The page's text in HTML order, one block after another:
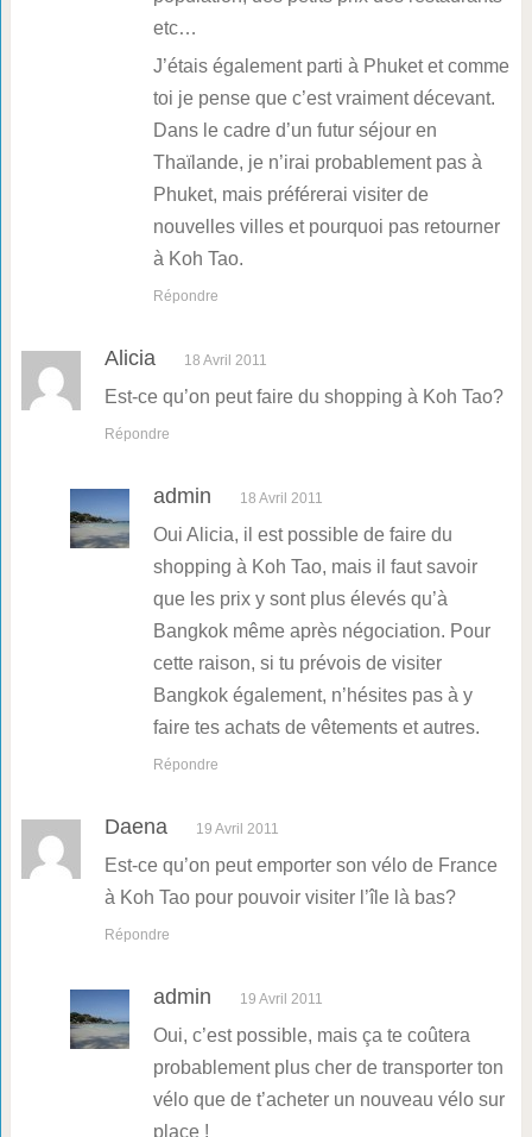
etc…
J’étais également parti à Phuket et comme
toi je pense que c’est vraiment décevant.
Dans le cadre d’un futur séjour en
Thaïlande, je n’irai probablement pas à
Phuket, mais préférerai visiter de
nouvelles villes et pourquoi pas retourner
à Koh Tao.
Répondre
Alicia 18 Avril 2011
Est-ce qu’on peut faire du shopping à Koh Tao?
Répondre
admin 18 Avril 2011
Oui Alicia, il est possible de faire du
shopping à Koh Tao, mais il faut savoir
que les prix y sont plus élevés qu’à
Bangkok même après négociation. Pour
cette raison, si tu prévois de visiter
Bangkok également, n’hésites pas à y
faire tes achats de vêtements et autres.
Répondre
Daena 19 Avril 2011
Est-ce qu’on peut emporter son vélo de France
à Koh Tao pour pouvoir visiter l’île là bas?
Répondre
admin 19 Avril 2011
Oui, c’est possible, mais ça te coûtera
probablement plus cher de transporter ton
vélo que de t’acheter un nouveau vélo sur
place !